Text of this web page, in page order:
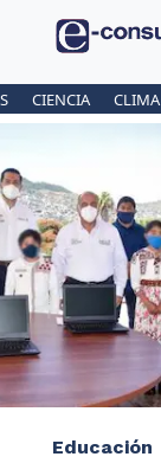
CIENCIA CLIMA
Educación